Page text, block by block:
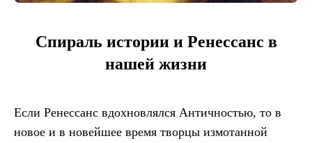
Спираль истории и Ренессанс в
нашей жизни
Если Ренессанс вдохновлялся Античностью, то в
новое и в новейшее время творцы измотанной